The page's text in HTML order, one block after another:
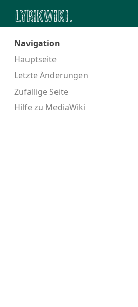
Navigation
Hauptseite
Letzte Änderungen
Zufällige Seite
Hilfe zu MediaWiki